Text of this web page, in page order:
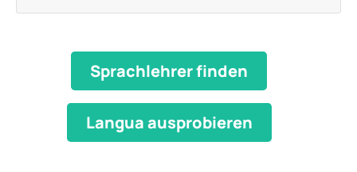
Langua ausprobieren
Sprachlehrer finden